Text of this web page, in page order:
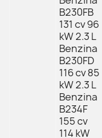
B230FB
131 cv 96
kW 2.3 L
Benzina
B230FD
116 cv 85
kW 2.3 L
Benzina
B234F
155 cv
114 kW